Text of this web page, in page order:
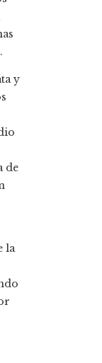
y
de
la